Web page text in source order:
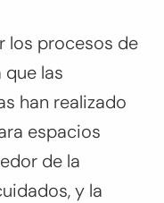
los procesos de
las
han realizado
espacios
de la
y la